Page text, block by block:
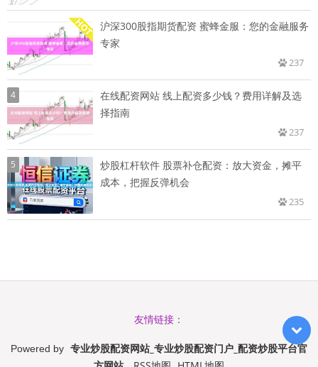
沪深300股指期货配资 蜜蜂金服：您的金融服务
专家
237
4
在线配资网站 线上配资多少钱？费用详解及选
择指南
237
5
炒股杠杆软件 股票补仓配资：放大资金，摊平
成本，把握反弹机会
235
友情链接：
Powered by 专业炒股配资网站_专业炒股配资门户_配资炒股平台官